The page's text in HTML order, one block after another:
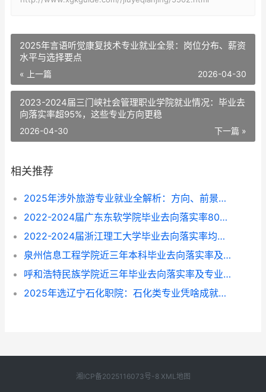
2025年言语听觉康复技术专业就业全景：岗位分布、薪资
水平与选择要点
« 上一篇 2026-04-30
2023-2024届三门峡社会管理职业学院就业情况：毕业去
向落实率超95%，这些专业方向更稳
下一篇 »
2026-04-30
相关推荐
2025年涉外旅游专业就业全解析：方向、前景与选择指南
2022-2024届广东东软学院毕业去向落实率80%-87%，这些专业找工作更顺？
2022-2024届浙江理工大学毕业去向落实率均超96%，就业方向与专业选择指南
泉州信息工程学院近三年本科毕业去向落实率及专业就业前景解析（2022-2024）
呼和浩特民族学院近三年毕业去向落实率及专业就业情况解析（2022-2024）
2025年选辽宁石化职院：石化类专业凭啥成就业“香饽饽”？附专业挑拣指南
湘ICP备2025116073号-8 XML地图